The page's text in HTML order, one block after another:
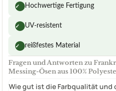
✓ Hochwertige Fertigung
✓ UV-resistent
✓ reißfestes Material
Fragen und Antworten zu
Messing-Ösen aus 100%
Wie gut ist die Farbqualität und